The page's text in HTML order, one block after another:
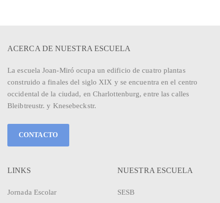
ACERCA DE NUESTRA ESCUELA
La escuela Joan-Miró ocupa un edificio de cuatro plantas
construido a finales del siglo XIX y se encuentra en el centro
occidental de la ciudad, en Charlottenburg, entre las calles
Bleibtreustr. y Knesebeckstr.
CONTACTO
LINKS
Jornada Escolar
NUESTRA ESCUELA
SESB